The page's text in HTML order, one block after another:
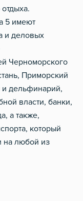
5 имеют
и деловых
Черноморского
Приморский
и дельфинарий,
власти, банки,
а также,
который
на любой из